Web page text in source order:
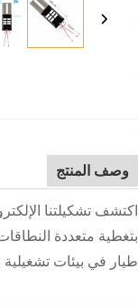
وصف المنتج
اكتشف تشكيلتنا
بتغطية متعددة
طيار في بيئات تشغيلية